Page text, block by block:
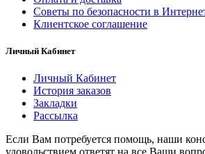
Советы по безопасности в
Клиентское соглашение
Личный Кабинет
Личный Кабинет
История заказов
Закладки
Рассылка
Если Вам потребуется помощь, наши